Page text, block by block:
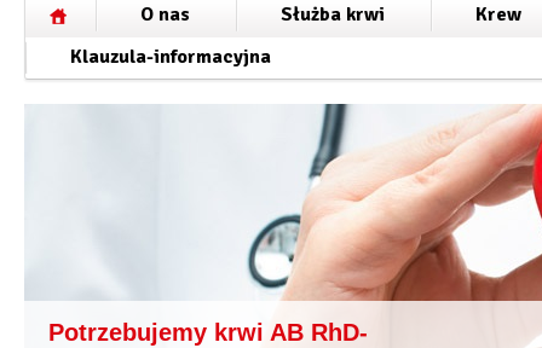
O nas Służba krwi
Krew
Klauzula-informacyjna
Potrzebujemy krwi AB RhD-